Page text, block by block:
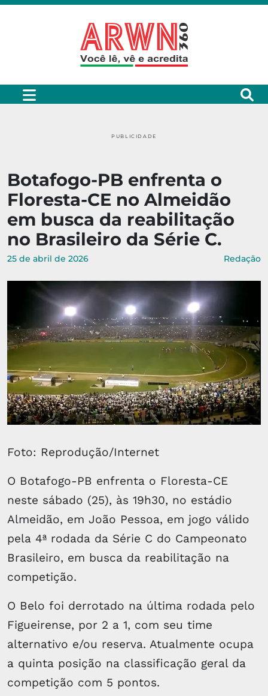
PUBLICIDADE
Botafogo-PB enfrenta o
Floresta-CE no Almeidão
em busca da reabilitação
no Brasileiro da Série C.
25 de abril de 2026 Redação
Foto: Reprodução/Internet
O Botafogo-PB enfrenta o Floresta-CE
neste sábado (25), às 19h30, no estádio
Almeidão, em João Pessoa, em jogo válido
pela 4ª rodada da Série C do Campeonato
Brasileiro, em busca da reabilitação na
competição.
O Belo foi derrotado na última rodada pelo
Figueirense, por 2 a 1, com seu time
alternativo e/ou reserva. Atualmente ocupa
a quinta posição na classificação geral da
competição com 5 pontos.